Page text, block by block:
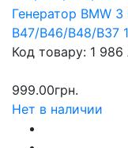
Генератор BMW
B47/B46/B48/B37
Код товару: 1 986
999.00грн.
Нет в наличии